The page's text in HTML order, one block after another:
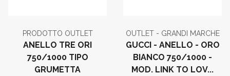
PRODOTTO OUTLET
ANELLO TRE ORI
750/1000 TIPO
GRUMETTA
OUTLET - GRANDI MARCHE
GUCCI - ANELLO - ORO
BIANCO 750/1000 -
MOD. LINK TO LOV...